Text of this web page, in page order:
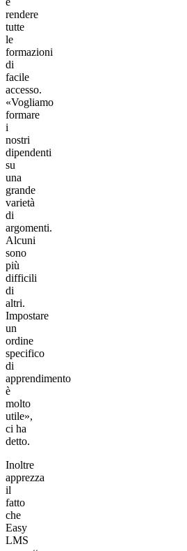
rendere
tutte
le
formazioni
di
facile
accesso.
«Vogliamo
formare
i
nostri
dipendenti
su
una
grande
varietà
di
argomenti.
Alcuni
sono
più
difficili
di
altri.
Impostare
un
ordine
specifico
di
apprendimento
è
molto
utile»,
ci ha
detto.
Inoltre
apprezza
il
fatto
che
Easy
LMS